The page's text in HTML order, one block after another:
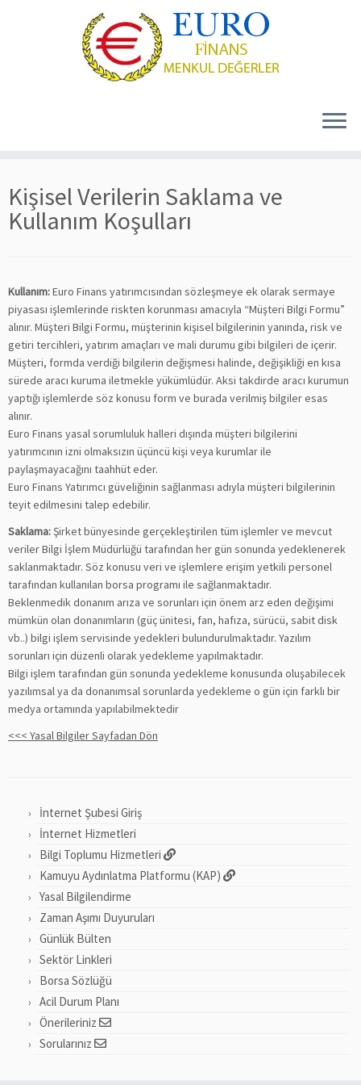
content
Kişisel Verilerin Saklama ve
Kullanım Koşulları
Kullanım:Euro Finans yatırımcısından sözleşmeye ek olarak sermaye
piyasası işlemlerinde riskten korunması amacıyla “Müşteri Bilgi Formu”
alınır. Müşteri Bilgi Formu, müşterinin kişisel bilgilerinin yanında, risk ve
getiri tercihleri, yatırım amaçları ve mali durumu gibi bilgileri de içerir.
Müşteri, formda verdiği bilgilerin değişmesi halinde, değişikliği en kısa
sürede aracı kuruma iletmekle yükümlüdür. Aksi takdirde aracı kurumun
yaptığı işlemlerde söz konusu form ve burada verilmiş bilgiler esas
alınır.
Euro Finans yasal sorumluluk halleri dışında müşteri bilgilerini
yatırımcının izni olmaksızın üçüncü kişi veya kurumlar ile
paylaşmayacağını taahhüt eder.
Euro Finans Yatırımcı güveliğinin sağlanması adıyla müşteri bilgilerinin
teyit edilmesini talep edebilir.
Saklama:Şirket bünyesinde gerçekleştirilen tüm işlemler ve mevcut
veriler Bilgi İşlem Müdürlüğü tarafından her gün sonunda yedeklenerek
saklanmaktadır. Söz konusu veri ve işlemlere erişim yetkili personel
tarafından kullanılan borsa programı ile sağlanmaktadır.
Beklenmedik donanım arıza ve sorunları için önem arz eden değişimi
mümkün olan donanımların (güç ünitesi, fan, hafıza, sürücü, sabit disk
vb..) bilgi işlem servisinde yedekleri bulundurulmaktadır. Yazılım
sorunları için düzenli olarak yedekleme yapılmaktadır.
Bilgi işlem tarafından gün sonunda yedekleme konusunda oluşabilecek
yazılımsal ya da donanımsal sorunlarda yedekleme o gün için farklı bir
medya ortamında yapılabilmektedir
<<< Yasal Bilgiler Sayfadan Dön
İnternet Şubesi Giriş
İnternet Hizmetleri
Bilgi Toplumu Hizmetleri
Kamuyu Aydınlatma Platformu (KAP)
Yasal Bilgilendirme
Zaman Aşımı Duyuruları
Günlük Bülten
Sektör Linkleri
Borsa Sözlüğü
Acil Durum Planı
Önerileriniz
Sorularınız